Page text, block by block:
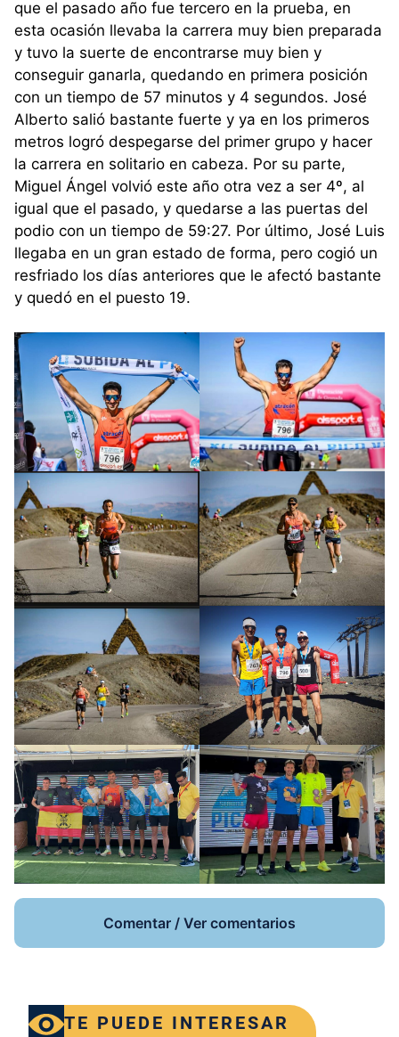
que el pasado año fue tercero en la prueba, en
esta ocasión llevaba la carrera muy bien preparada
y tuvo la suerte de encontrarse muy bien y
conseguir ganarla, quedando en primera posición
con un tiempo de 57 minutos y 4 segundos. José
Alberto salió bastante fuerte y ya en los primeros
metros logró despegarse del primer grupo y hacer
la carrera en solitario en cabeza. Por su parte,
Miguel Ángel volvió este año otra vez a ser 4º, al
igual que el pasado, y quedarse a las puertas del
podio con un tiempo de 59:27. Por último, José Luis
llegaba en un gran estado de forma, pero cogió un
resfriado los días anteriores que le afectó bastante
y quedó en el puesto 19.
Comentar / Ver comentarios
TE PUEDE INTERESAR